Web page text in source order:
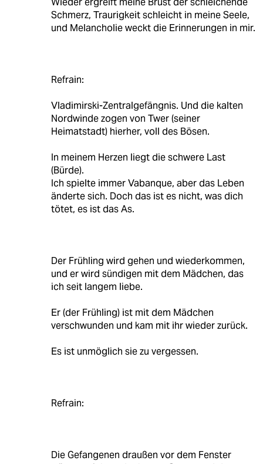
Schmerz, Traurigkeit schleicht in meine Seele,
und Melancholie weckt die Erinnerungen in mir.
Refrain:
Vladimirski-Zentralgefängnis. Und die kalten
Nordwinde zogen von Twer (seiner
Heimatstadt) hierher, voll des Bösen.
In meinem Herzen liegt die schwere Last
(Bürde).
Ich spielte immer Vabanque, aber das Leben
änderte sich. Doch das ist es nicht, was dich
tötet, es ist das As.
Der Frühling wird gehen und wiederkommen,
und er wird sündigen mit dem Mädchen, das
ich seit langem liebe.
Er (der Frühling) ist mit dem Mädchen
verschwunden und kam mit ihr wieder zurück.
Es ist unmöglich sie zu vergessen.
Refrain:
Die Gefangenen draußen vor dem Fenster